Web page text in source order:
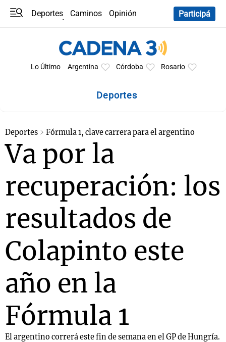
Deportes Caminos
Opinión
Participá
Lo Último Argentina Córdoba Rosario
Deportes
Deportes Fórmula 1, clave carrera para el argentino
Va por la
recuperación: los
resultados de
Colapinto este
año en la
Fórmula 1
El argentino correrá este fin de semana en el GP de Hungría.